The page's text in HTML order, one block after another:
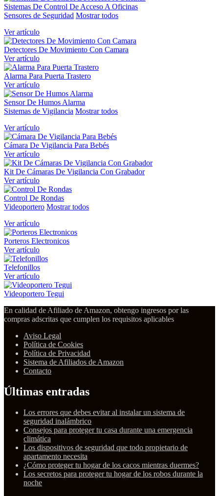
Sistemas De Control De Acceso A Oficinas
Sensores de Seguridad Mostrar todos
Ver artículo
Detectores De Movimiento Con Camara
Ver artículo
Alarma Para Puerta Trastero
Ver artículo
Sensor De Humos Alarma
Sistemas de Vigilancia Mostrar todos
Ver artículo
Cámara De Vigilancia Para Bebés
Ver artículo
Kit De Cámaras De Vigilancia Con Grabador
Ver artículo
Control De Rondas
Videoportero Mostrar todos
Ver artículo
Porteros Electronicos
Ver artículo
Telefonillos
Ver artículo
Videoportero Tegui
En calidad de Afiliado de Amazon, obtengo ingresos por las
compras adscritas que cumplen los requisitos aplicables
Aviso Legal
Política de Cookies
Política de Privacidad
Sistema de Afiliados de Amazon
Contacto
Últimas entradas
Los errores que debes evitar al instalar un sistema de
seguridad inalámbrico
Consejos para proteger tu casa durante una emergencia
climática
Los dispositivos de seguridad que todo propietario de
apartamento necesita
¿Cómo proteger tu hogar de los cacos mientras duermes?
Los secretos para proteger tu hogar de los robos durante la
noche